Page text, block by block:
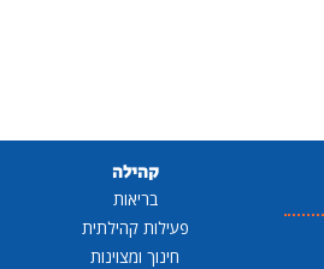
קהילה
בריאות
פעילות קהילתית
חינוך ומצוינות